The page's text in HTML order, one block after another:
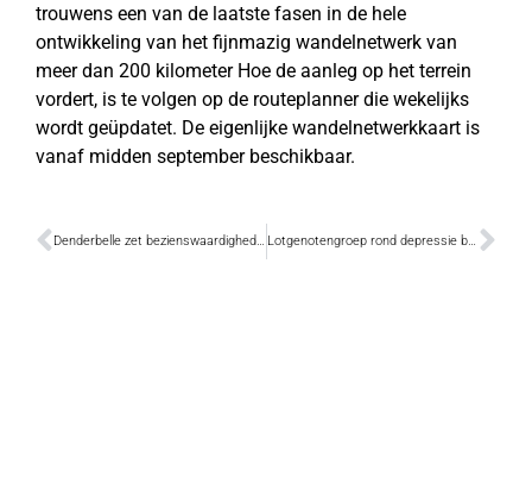
trouwens een van de laatste fasen in de hele
ontwikkeling van het fijnmazig wandelnetwerk van
meer dan 200 kilometer Hoe de aanleg op het terrein
vordert, is te volgen op de routeplanner die wekelijks
wordt geüpdatet. De eigenlijke wandelnetwerkkaart is
vanaf midden september beschikbaar.
Denderbelle zet bezienswaardigheden in de kijker Lotgenotengroep rond depressie bestaat 25 jaar